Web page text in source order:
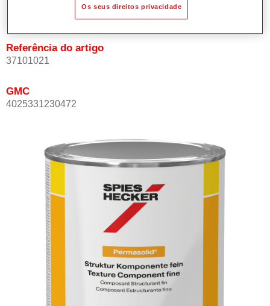
Referência do artigo
37101021
GMC
4025331230472
Os seus direitos privacidade